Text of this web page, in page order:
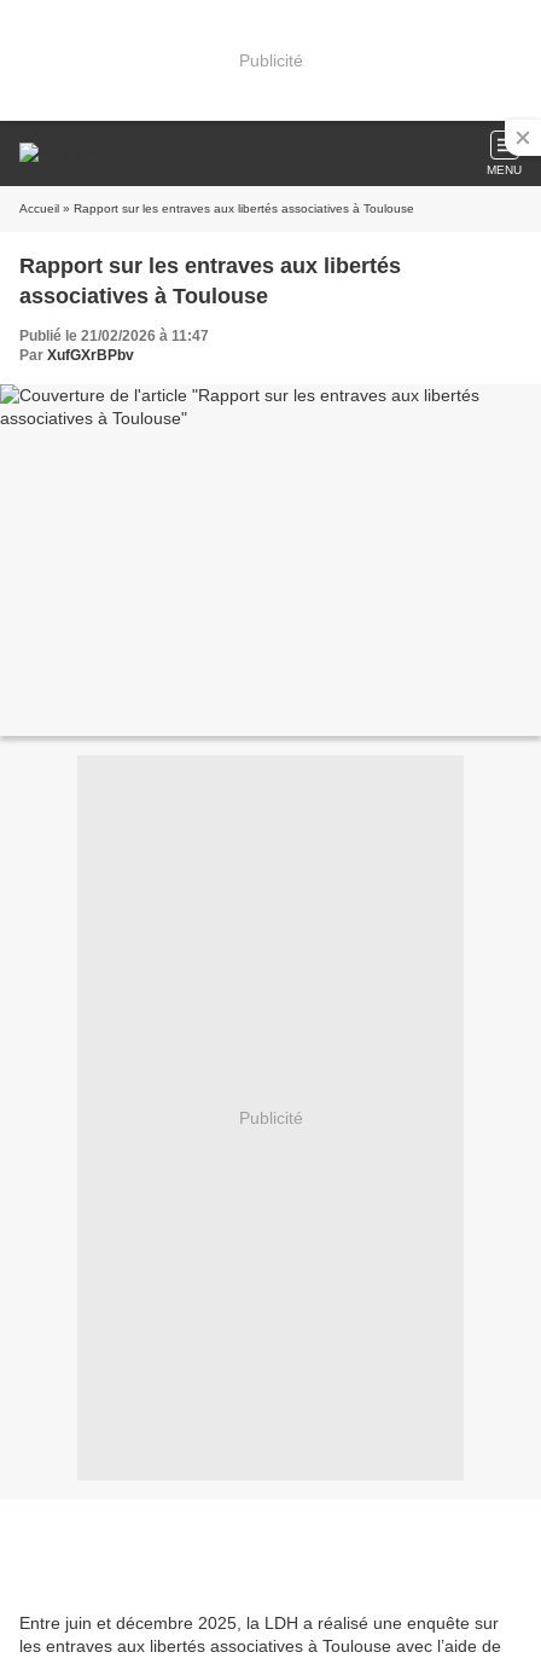
Publicité
MENU
Accueil » Rapport sur les entraves aux libertés associatives à Toulouse
Rapport sur les entraves aux libertés
associatives à Toulouse
Publié le 21/02/2026 à 11:47
Par XufGXrBPbv
Publicité
Entre juin et décembre 2025, la LDH a réalisé une enquête sur
les entraves aux libertés associatives à Toulouse avec l’aide de